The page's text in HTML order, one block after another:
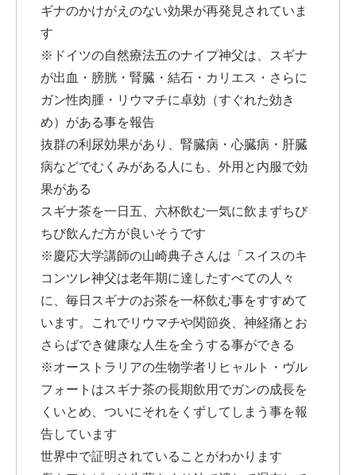
ギナのかけがえのない効果が再発見されていま
す
※ドイツの自然療法五のナイプ神父は、スギナ
が出血・膀胱・腎臓・結石・カリエス・さらに
ガン性肉腫・リウマチに卓効（すぐれた効き
め）がある事を報告
抜群の利尿効果があり、腎臓病・心臓病・肝臓
病などでむくみがある人にも、外用と内服で効
果がある
スギナ茶を一日五、六杯飲む一気に飲まずちび
ちび飲んだ方が良いそうです
※慶応大学講師の山崎典子さんは「スイスのキ
コンツレ神父は老年期に達したすべての人々
に、毎日スギナのお茶を一杯飲む事をすすめて
います。これでリウマチや関節炎、神経痛とお
さらばでき健康な人生を全うする事ができる
※オーストラリアの生物学者リヒャルト・ヴル
フォートはスギナ茶の長期飲用でガンの成長を
くいとめ、ついにそれをくずしてしまう事を報
告しています
世界中で証明されていることがわかります